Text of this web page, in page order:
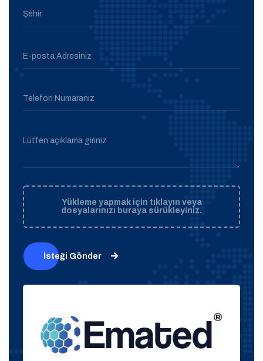
Şehir
E-posta Adresiniz
Telefon Numaranız
Lütfen açıklama giriniz
Yükleme yapmak için tıklayın veya
dosyalarınızı buraya sürükleyiniz.
İsteği Gönder